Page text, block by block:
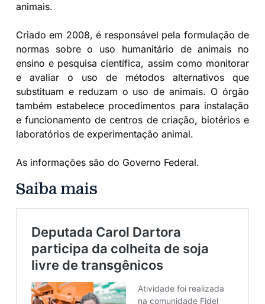
animais.
Criado em 2008, é responsável pela formulação de
normas sobre o uso humanitário de animais no
ensino e pesquisa científica, assim como monitorar
e avaliar o uso de métodos alternativos que
substituam e reduzam o uso de animais. O órgão
também estabelece procedimentos para instalação
e funcionamento de centros de criação, biotérios e
laboratórios de experimentação animal.
As informações são do Governo Federal.
Saiba mais